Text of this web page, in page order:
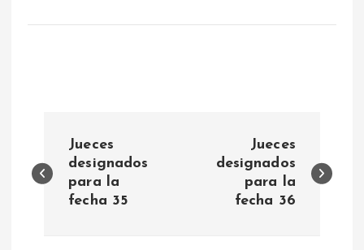
a
Jueces
designados
para la
fecha 35
Jueces
designados
para la
fecha 36